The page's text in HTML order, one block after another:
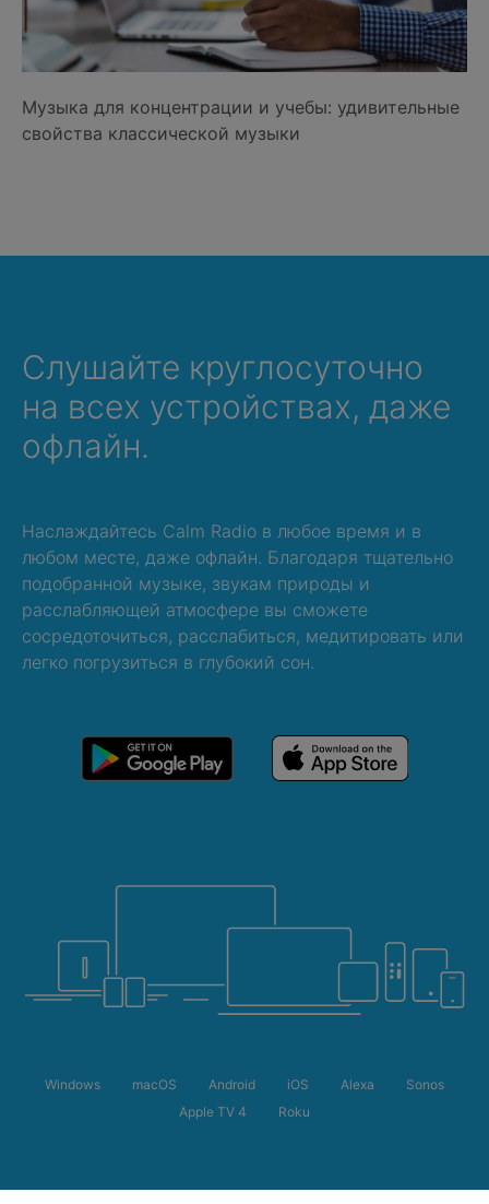
Музыка для концентрации и учебы: удивительные
свойства классической музыки
Слушайте круглосуточно
на всех устройствах, даже
офлайн.
Наслаждайтесь Calm Radio в любое время и в
любом месте, даже офлайн. Благодаря тщательно
подобранной музыке, звукам природы и
расслабляющей атмосфере вы сможете
сосредоточиться, расслабиться, медитировать или
легко погрузиться в глубокий сон.
Windows macOS Android iOS Alexa
Sonos
Apple TV 4
Roku